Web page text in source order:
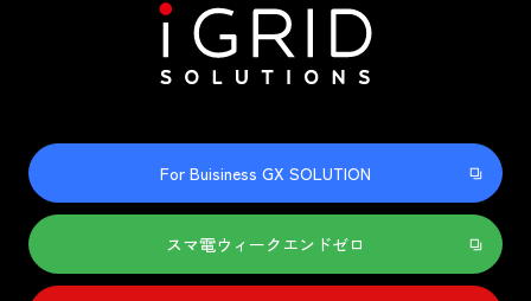
For Buisiness GX SOLUTION
スマ電ウィークエンドゼロ